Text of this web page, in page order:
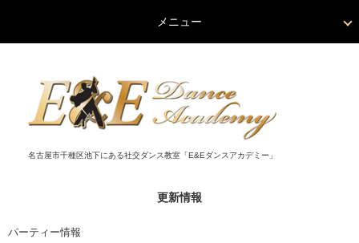
名古屋市千種区池下にある社交ダンス教室「E&Eダンスアカデミー」
更新情報
パーティー情報
メニュー